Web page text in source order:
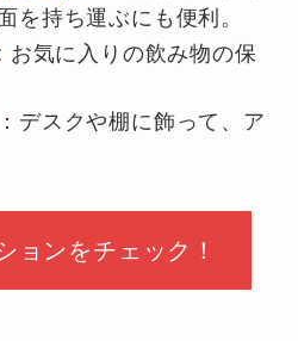
を持ち運ぶにも便利。
お気に入りの飲み物の保
：デスクや棚に飾って、ア
ョンをチェック！